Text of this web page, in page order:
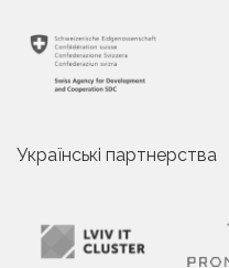
Українські партнерства